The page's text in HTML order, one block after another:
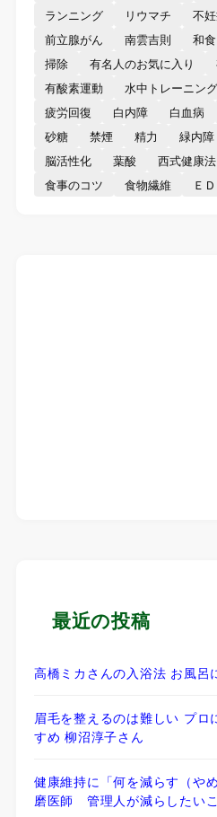
ランニング
リウマチ 不
前立腺がん
南雲吉則 和食
掃除
有名人のお気に入り
有酸素運動
水中トレーニング
疲労回復
白内障 白血病
砂糖
禁煙 精力 緑内障
脳活性化
葉酸 西式健康法
食事のコツ
食物繊維 ＥＤ
最近の投稿
高橋ミカさんの入浴法 お風呂
眉毛を整えるのは難しい プロ
すめ 柳沼淳子さん
健康維持に「何を減らす（や
磨医師 管理人が減らしたい